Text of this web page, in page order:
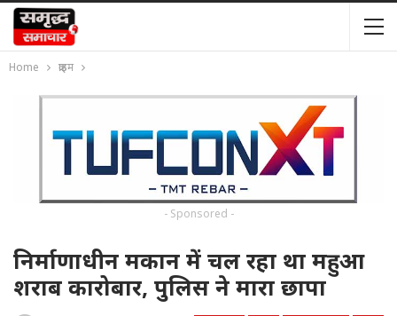
Home क्राइम
- Sponsored -
निर्माणाधीन मकान में चल रहा था महुआ
शराब कारोबार, पुलिस ने मारा छापा